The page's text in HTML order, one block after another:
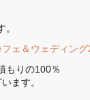
ェ＆ウェディング
もりの100％
ます。